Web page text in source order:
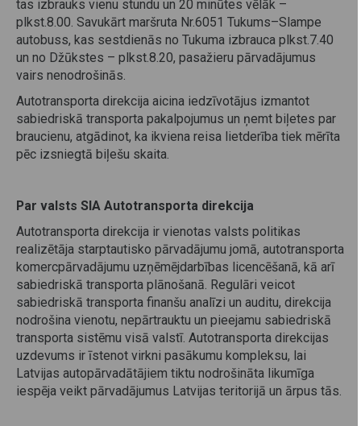
tas izbrauks vienu stundu un 20 minūtes vēlāk –
plkst.8.00. Savukārt maršruta Nr.6051 Tukums–Slampe
autobuss, kas sestdienās no Tukuma izbrauca plkst.7.40
un no Džūkstes – plkst.8.20, pasažieru pārvadājumus
vairs nenodrošinās.
Autotransporta direkcija aicina iedzīvotājus izmantot
sabiedriskā transporta pakalpojumus un ņemt biļetes par
braucienu, atgādinot, ka ikviena reisa lietderība tiek mērīta
pēc izsniegtā biļešu skaita.
Par valsts SIA Autotransporta direkcija
Autotransporta direkcija ir vienotas valsts politikas
realizētāja starptautisko pārvadājumu jomā, autotransporta
komercpārvadājumu uzņēmējdarbības licencēšanā, kā arī
sabiedriskā transporta plānošanā. Regulāri veicot
sabiedriskā transporta finanšu analīzi un auditu, direkcija
nodrošina vienotu, nepārtrauktu un pieejamu sabiedriskā
transporta sistēmu visā valstī. Autotransporta direkcijas
uzdevums ir īstenot virkni pasākumu kompleksu, lai
Latvijas autopārvadātājiem tiktu nodrošināta likumīga
iespēja veikt pārvadājumus Latvijas teritorijā un ārpus tās.